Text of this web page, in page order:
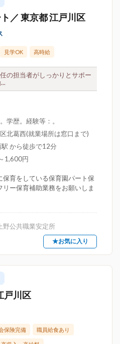
／ 東京都 江戸川区
見学OK 高時給
の担当者がしっかりとサポー
学歴。経験等：。
北葛西(就業場所は窓口まで)
から徒歩で12分
1,600円
育をしている保育園パート保
ー保育補助業務をお願いしま
野公共職業安定所
★お気に入り
戸川区
保険完備 職員給食あり